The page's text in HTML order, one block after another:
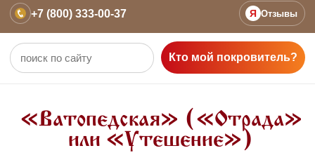
+7 (800) 333-00-37 Я Отзывы
Кто мой покровитель?
«Ватопедская» («Отрада»
или «Утешение»)